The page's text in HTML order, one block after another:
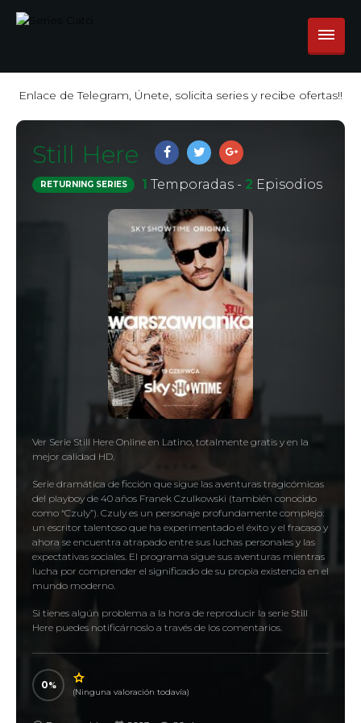
Enlace de Telegram, Únete, solicita series y recibe ofertas!!
Still Here
RETURNING SERIES 1 Temporadas - 2 Episodios
Ver Serie Still Here Online en Latino, totalmente gratis y en la
mejor calidad HD.
Serie dramática de ficción que sigue las aventuras tragicómicas
del playboy de 40 años Franek Czulkowski (también conocido
como “Czuly”). Czuly es un personaje profundamente complejo:
un escritor talentoso que ha experimentado el éxito y el fracaso y
ahora se encuentra atrapado entre sus luchas personales y las
expectativas sociales. El programa sigue sus aventuras mientras
lucha por comprender el significado de su propia existencia en el
mundo moderno.
Si tienes algún problema a la hora de reproducir la serie Still
Here puedes notificárnoslo a través de los comentarios.
Ver Still Here Online en HD Gratis
0
(Ninguna valoración todavía)